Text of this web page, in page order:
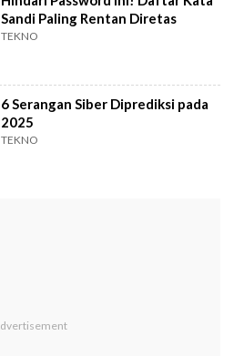
Sandi Paling Rentan Diretas
TEKNO
6 Serangan Siber Diprediksi pada
2025
TEKNO